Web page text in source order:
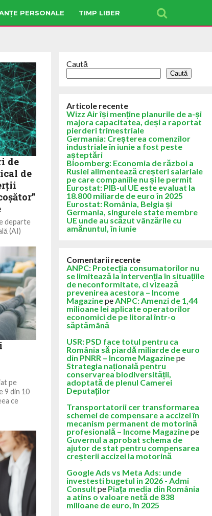
PERSONALE TIMP LIBER
de
de
departe
(AI)
pe
9 din 10
ce
Caută
Caută
Articole recente
Wizz Air își menține planurile de a-și
majora capacitatea, deși a raportat
pierderi trimestriale
Germania: Creșterea comenzilor
industriale în iunie a fost peste
așteptări
Bloomberg: Economia de război a
Rusiei alimentează creșteri salariale
pe care companiile nu și le permit
Eurostat: PIB-ul UE este evaluat la
18.800 miliarde de euro în 2025
Eurostat: România, Belgia și
Germania, singurele state membre
UE unde au scăzut vânzările cu
amănuntul, în iunie
Comentarii recente
ANPC: Protecția consumatorilor nu
se limitează la intervenția în situațiile
de neconformitate, ci vizează
prevenirea acestora – Income
MagazinepeANPC: Amenzi de 1,44
milioane lei aplicate operatorilor
economici de pe litoral într-o
săptămână
USR: PSD face totul pentru ca
România să piardă miliarde de euro
din PNRR – Income Magazinepe
Strategia națională pentru
conservarea biodiversității,
adoptată de plenul Camerei
Deputaților
Transportatorii cer transformarea
schemei de compensare a accizei în
mecanism permanent de motorină
profesională – Income Magazinepe
Guvernul a aprobat schema de
ajutor de stat pentru compensarea
creșterii accizei la motorină
Google Ads vs Meta Ads: unde
investesti bugetul in 2026 - Admi
Consult pe Piața media din România
a atins o valoare netă de 838
milioane de euro, în 2025